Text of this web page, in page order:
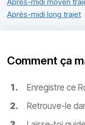
Après-midi long trajet
Comment ça
Enregistre ce
Retrouve-le